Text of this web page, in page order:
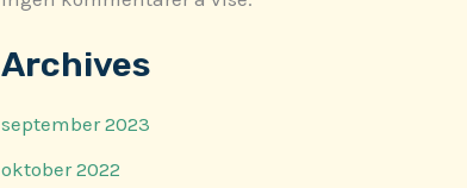
Archives
september 2023
oktober 2022